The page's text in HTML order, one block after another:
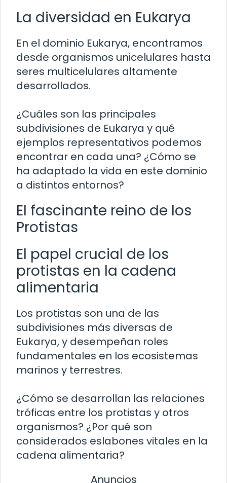
La diversidad en Eukarya
En el dominio Eukarya, encontramos
desde organismos unicelulares hasta
seres multicelulares altamente
desarrollados.
¿Cuáles son las principales
subdivisiones de Eukarya y qué
ejemplos representativos podemos
encontrar en cada una? ¿Cómo se
ha adaptado la vida en este dominio
a distintos entornos?
El fascinante reino de los
Protistas
El papel crucial de los
protistas en la cadena
alimentaria
Los protistas son una de las
subdivisiones más diversas de
Eukarya, y desempeñan roles
fundamentales en los ecosistemas
marinos y terrestres.
¿Cómo se desarrollan las relaciones
tróficas entre los protistas y otros
organismos? ¿Por qué son
considerados eslabones vitales en la
cadena alimentaria?
Anuncios